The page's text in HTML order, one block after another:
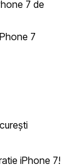
7 de
7
iPhone 7!